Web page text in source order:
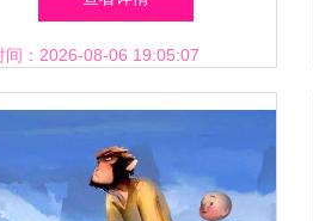
华”圆满开幕
间：2026-08-06 19:05:07